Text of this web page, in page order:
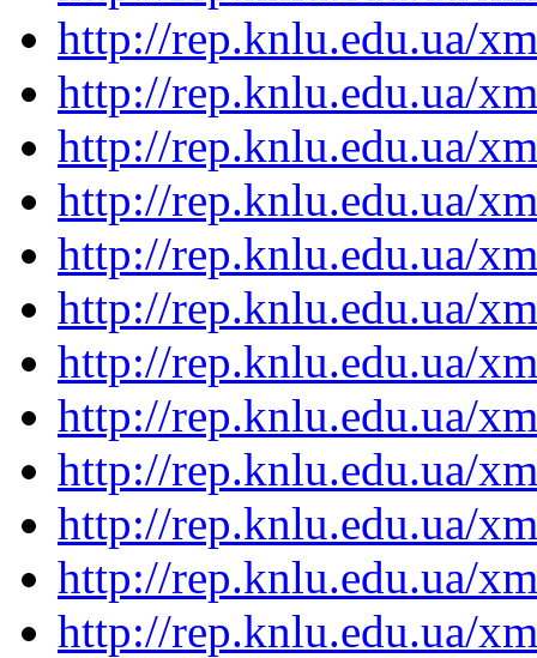
http://rep.knlu.edu.ua/
http://rep.knlu.edu.ua/
http://rep.knlu.edu.ua/
http://rep.knlu.edu.ua/
http://rep.knlu.edu.ua/
http://rep.knlu.edu.ua/
http://rep.knlu.edu.ua/
http://rep.knlu.edu.ua/
http://rep.knlu.edu.ua/
http://rep.knlu.edu.ua/
http://rep.knlu.edu.ua/
http://rep.knlu.edu.ua/